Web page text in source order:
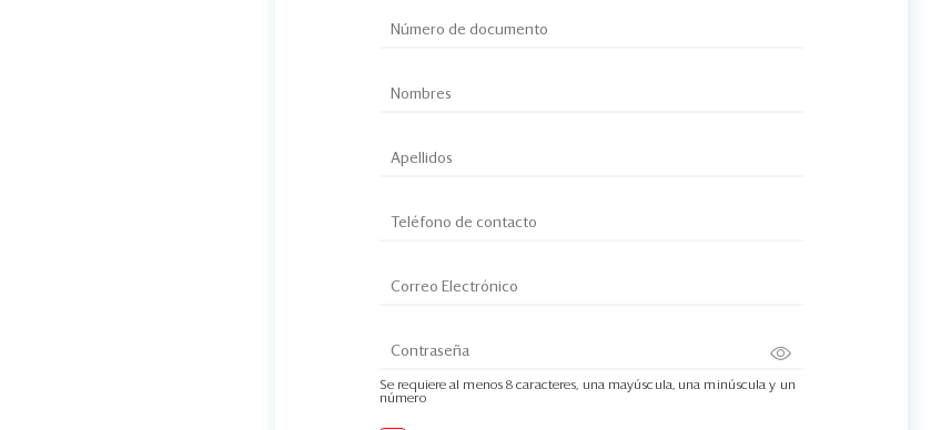
Se requiere al menos 8 caracteres, una mayúscula, una minúscula y un
número